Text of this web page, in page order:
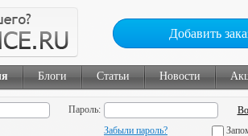
Добавить
Блоги Статьи Новости
Пароль:
Забыли пароль?